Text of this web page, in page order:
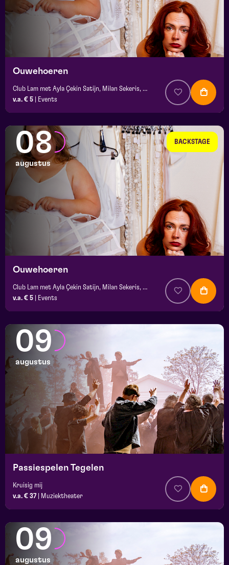
Ouwehoeren
Club Lam met Ayla Çekin Satijn, Milan Sekeris, e.a.
v.a. € 5
Events
BACKSTAGE
08
augustus
Ouwehoeren
Club Lam met Ayla Çekin Satijn, Milan Sekeris, Dic van Duin, Jean-Baptiste Rey e.a.
v.a. € 5
Events
09
augustus
Passiespelen Tegelen
Kruisig mij
v.a. € 37
Muziektheater
09
augustus